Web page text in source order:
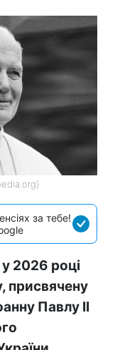
за тебе!
2026 році
присвячену
Павлу II